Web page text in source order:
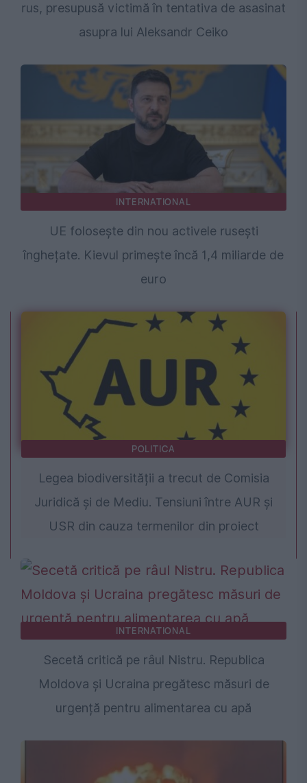
rus, presupusă victimă în tentativa de asasinat
asupra lui Aleksandr Ceiko
INTERNATIONAL
UE folosește din nou activele rusești
înghețate. Kievul primește încă 1,4 miliarde de
euro
POLITICA
Legea biodiversității a trecut de Comisia
Juridică și de Mediu. Tensiuni între AUR și
USR din cauza termenilor din proiect
INTERNATIONAL
Secetă critică pe râul Nistru. Republica
Moldova și Ucraina pregătesc măsuri de
urgență pentru alimentarea cu apă